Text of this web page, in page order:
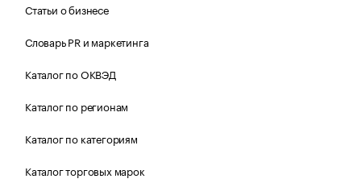
Статьи о бизнесе
Словарь PR и маркетинга
Каталог по ОКВЭД
Каталог по регионам
Каталог по категориям
Каталог торговых марок